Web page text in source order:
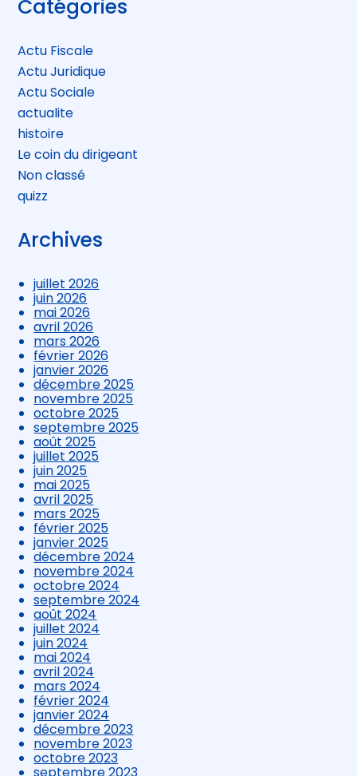
Blog
sidebar
Catégories
Actu Fiscale
Actu Juridique
Actu Sociale
actualite
histoire
Le coin du dirigeant
Non classé
quizz
Archives
juillet 2026
juin 2026
mai 2026
avril 2026
mars 2026
février 2026
janvier 2026
décembre 2025
novembre 2025
octobre 2025
septembre 2025
août 2025
juillet 2025
juin 2025
mai 2025
avril 2025
mars 2025
février 2025
janvier 2025
décembre 2024
novembre 2024
octobre 2024
septembre 2024
août 2024
juillet 2024
juin 2024
mai 2024
avril 2024
mars 2024
février 2024
janvier 2024
décembre 2023
novembre 2023
octobre 2023
septembre 2023